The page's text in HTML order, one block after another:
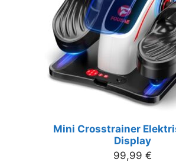
Mini Crosstrainer
Display
99,99 €